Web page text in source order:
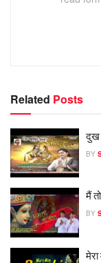
Related Posts
दुख
BY
मैं
BY